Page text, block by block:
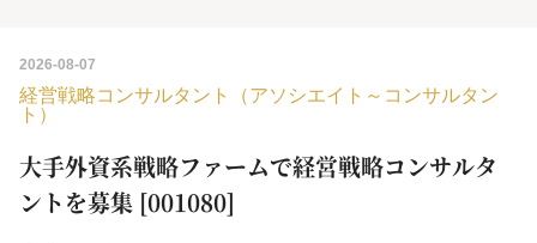
2026-08-07
経営戦略コンサルタント（アソシエイト～コンサルタン
ト）
大手外資系戦略ファームで経営戦略コンサルタ
ントを募集 [001080]